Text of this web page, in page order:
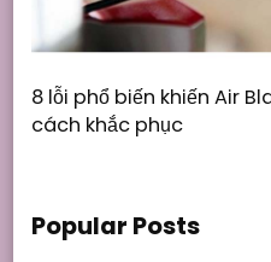
8 lỗi phổ biến khiến Air
cách khắc phục
Popular Posts